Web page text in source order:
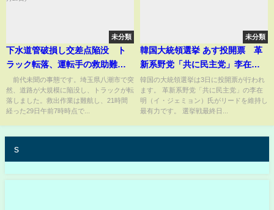
未分類
下水道管破損し交差点陥没 ト
ラック転落、運転手の救助難
航 住民に避難指示【もっとも
っと】【グッド！モーニング】
(2025年1月29日)
前代未聞の事態です。埼玉県八潮市で突
然、道路が大規模に陥没し、トラックが転
落しました。救出作業は難航し、21時間
経った29日午前7時時点で...
未分類
韓国大統領選挙 あす投開票 革
新系野党「共に民主党」李在明
氏が最有力…保守系候補は一本
化せず
韓国の大統領選挙は3日に投開票が行われ
ます。 革新系野党「共に民主党」の李在
明（イ・ジェミョン）氏がリードを維持し
最有力です。 選挙戦最終日...
s